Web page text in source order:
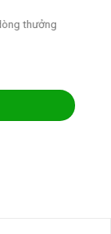
thưởng